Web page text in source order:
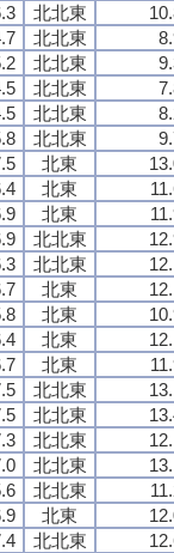
北北東
北北東
北北東
北北東
北北東
北北東
北東
北東
北東
北北東
北北東
北東
北東
北東
北東
北北東
北北東
北北東
北北東
北北東
北東
北北東